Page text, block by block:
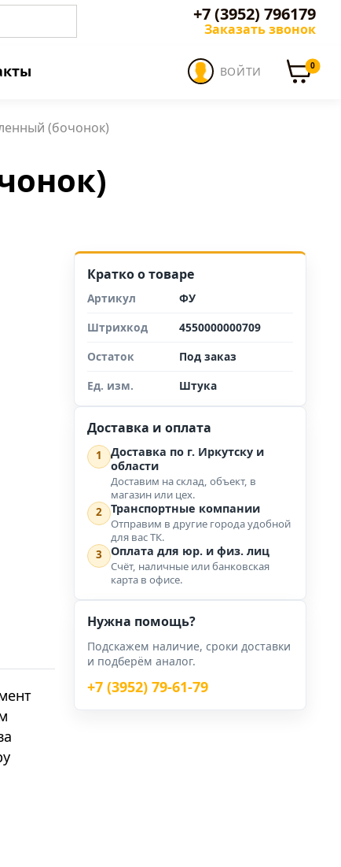
+7 (3952) 796179
Заказать звонок
ВОЙТИ 0
(бочонок)
Кратко о товаре
Артикул
ФУ
Штрихкод
4550000000709
Остаток
Под заказ
Ед. изм.
Штука
Доставка и оплата
1
Доставка по г. Иркутску и
области
Доставим на склад, объект, в
магазин или цех.
2
Транспортные компании
Отправим в другие города удобной
для вас ТК.
3
Оплата для юр. и физ. лиц
Счёт, наличные или банковская
карта в офисе.
Нужна помощь?
Подскажем наличие, сроки доставки
и подберём аналог.
+7 (3952) 79-61-79